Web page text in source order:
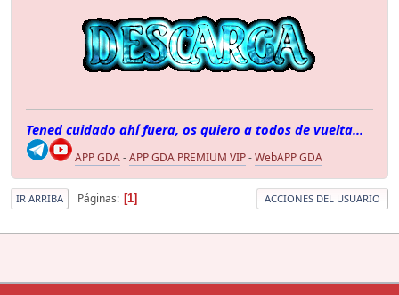
Tened cuidado ahí fuera, os quiero a todos de vuelta...
APP GDA-APP GDA PREMIUM VIP-WebAPP GDA
IR ARRIBA Páginas 1 ACCIONES DEL USUARIO